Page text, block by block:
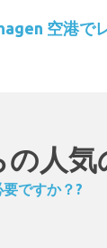
空港で
人気
ですか？?